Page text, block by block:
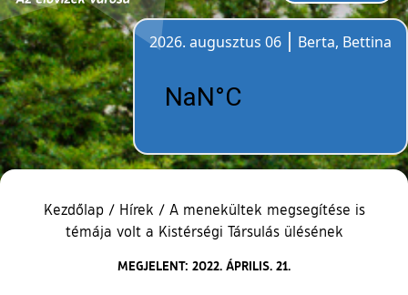
2026. augusztus 06
Berta, Bettina
Kezdőlap / Hírek / A menekültek megsegítése is
témája volt a Kistérségi Társulás ülésének
MEGJELENT: 2022. ÁPRILIS. 21.